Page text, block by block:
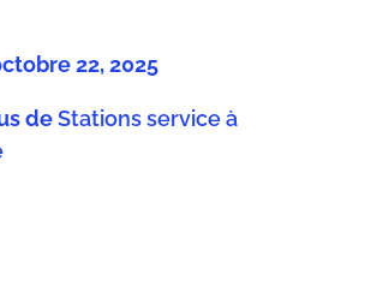
22, 2025
deStations service à